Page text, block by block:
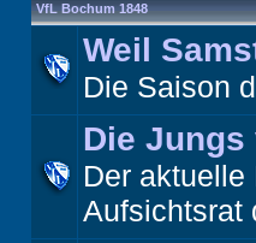
VfL Bochum 1848
Weil
Die Saison
Die
Der aktuelle
Aufsichtsrat